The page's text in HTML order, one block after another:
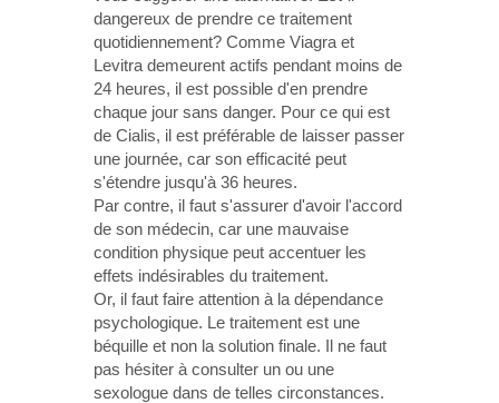
dangereux de prendre ce traitement
quotidiennement? Comme Viagra et
Levitra demeurent actifs pendant moins de
24 heures, il est possible d'en prendre
chaque jour sans danger. Pour ce qui est
de Cialis, il est préférable de laisser passer
une journée, car son efficacité peut
s'étendre jusqu'à 36 heures.
Par contre, il faut s'assurer d'avoir l'accord
de son médecin, car une mauvaise
condition physique peut accentuer les
effets indésirables du traitement.
Or, il faut faire attention à la dépendance
psychologique. Le traitement est une
béquille et non la solution finale. Il ne faut
pas hésiter à consulter un ou une
sexologue dans de telles circonstances.